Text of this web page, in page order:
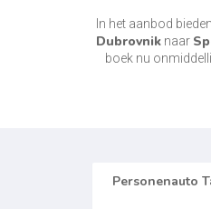
In het aanbod
Dubrovnik naar
boek nu
Personenauto